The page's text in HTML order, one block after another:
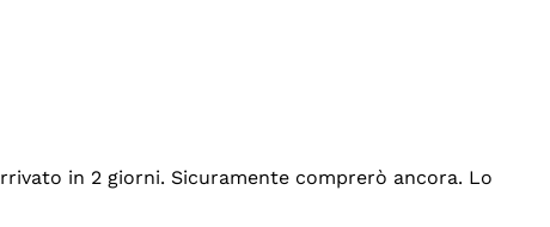
in 2 giorni. Sicuramente comprerò ancora. Lo